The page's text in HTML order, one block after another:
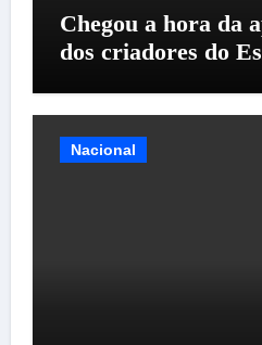
Chegou a hora da
dos criadores do
Nacional